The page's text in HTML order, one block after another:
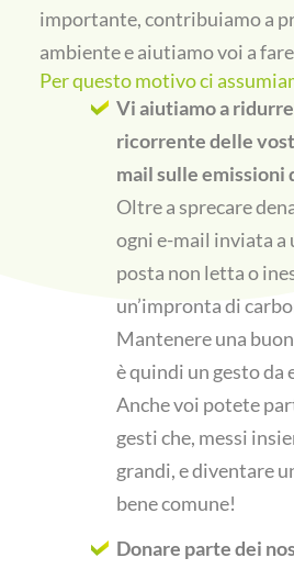
importante, contribuiamo a
ambiente e aiutiamo voi a
Per questo motivo ci
Vi aiutiamo a
ricorrente delle
mail sulle emissioni
Oltre a sprecare
ogni e-mail inviata a
posta non letta o
un’impronta di
Mantenere una
è quindi un gesto da
Anche voi potete
gesti che, messi
grandi, e diventare
bene comune!
Donare parte dei